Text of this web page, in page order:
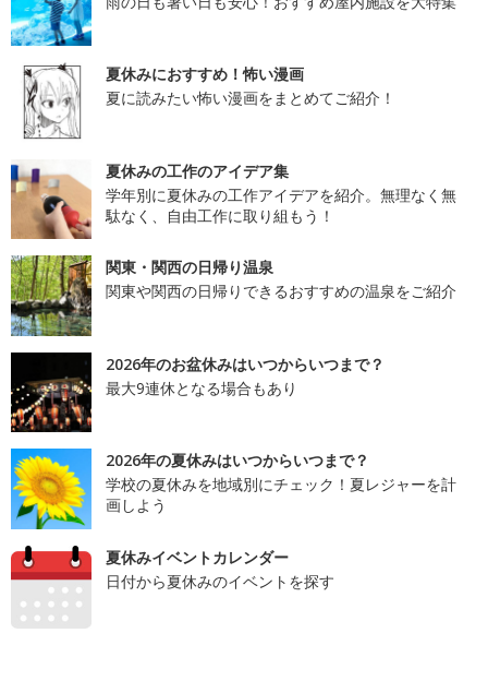
夏休みにおすすめ！怖い漫画
夏に読みたい怖い漫画をまとめてご紹介！
夏休みの工作のアイデア集
学年別に夏休みの工作アイデアを紹介。無理なく無
駄なく、自由工作に取り組もう！
関東・関西の日帰り温泉
関東や関西の日帰りできるおすすめの温泉をご紹介
2026年のお盆休みはいつからいつまで？
最大9連休となる場合もあり
2026年の夏休みはいつからいつまで？
学校の夏休みを地域別にチェック！夏レジャーを計
画しよう
夏休みイベントカレンダー
日付から夏休みのイベントを探す